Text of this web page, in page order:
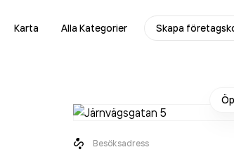
Karta Alla Kategorier Skapa
Besöksadress